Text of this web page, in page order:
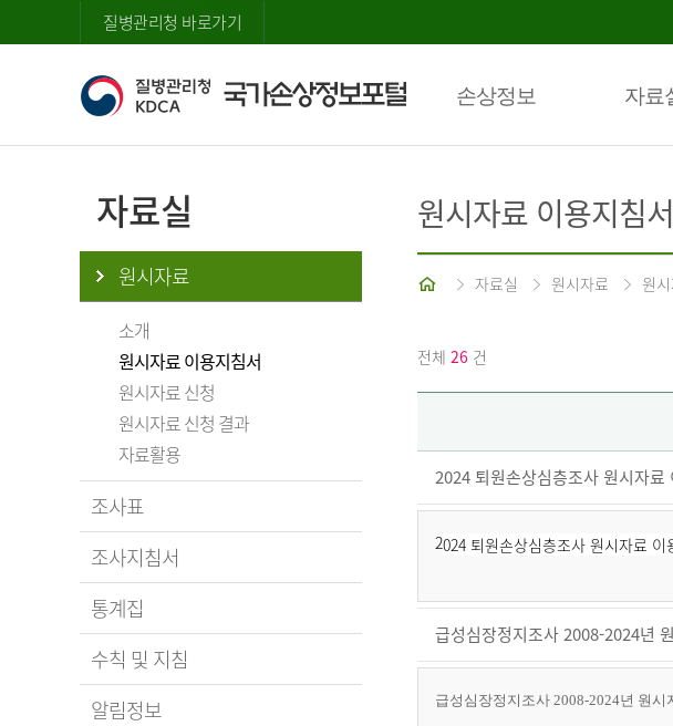
질병관리청 바로가기
손상정보 자료
자료실
원시자료
소개
원시자료 이용지침서
원시자료 신청
원시자료 신청 결과
자료활용
조사표
조사지침서
통계집
수칙 및 지침
알림정보
원시자료 이용지침서
홈 자료실 원시자료 원
전체 26 건
2024 퇴원손상심층조사 원시자료
2024 퇴원손상심층조사 원시자료 이
급성심장정지조사 2008-2024년
급성심장정지조사 2008-2024년 원